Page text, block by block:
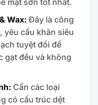
mặt sơn tốt nhất.
Wax: Đây là công
yêu cầu khăn siêu
tuyệt đối để
gạt đều và không
Cần các loại
có cấu trúc dệt